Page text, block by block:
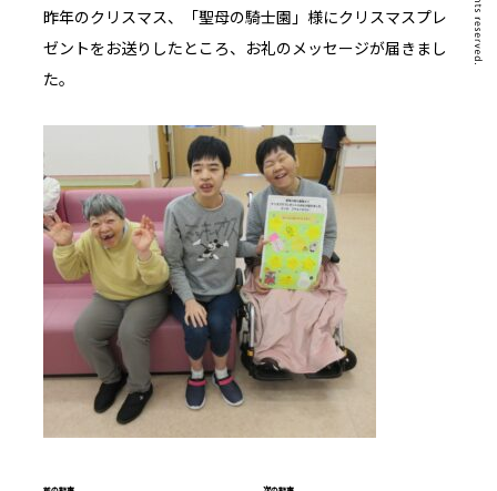
昨年のクリスマス、「聖母の騎士園」様にクリスマスプレ
ゼントをお送りしたところ、お礼のメッセージが届きまし
た。